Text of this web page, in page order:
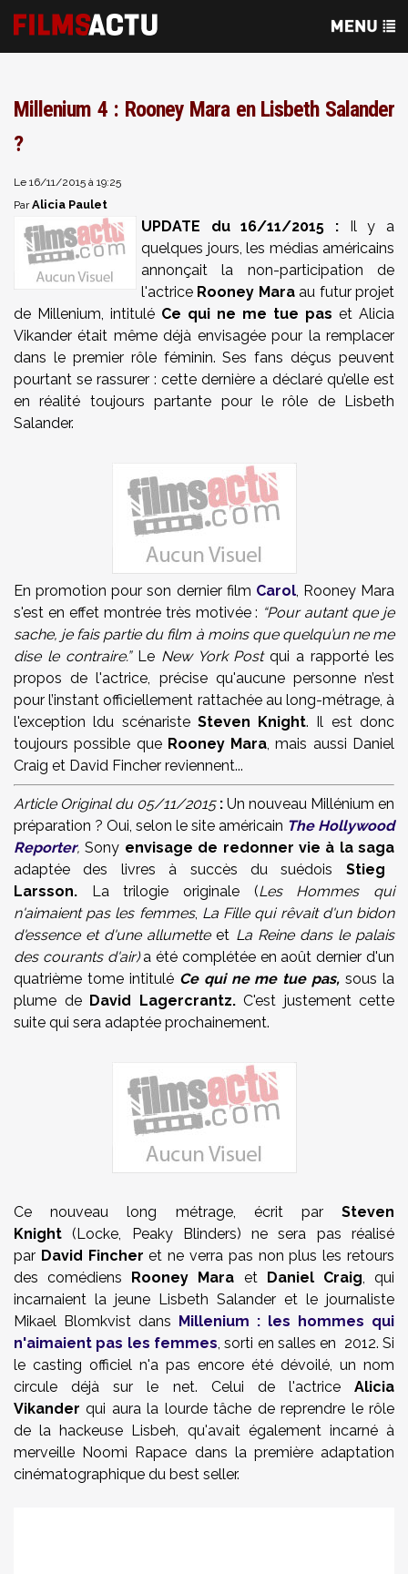
Millenium 4 : Rooney Mara en Lisbeth Salander
?
Le 16/11/2015 à 19:25
ParAlicia Paulet
UPDATE du 16/11/2015 : Il y a
quelques jours, les médias américains
annonçait la non-participation de
l'actrice Rooney Maraau futur projet
de Millenium, intitulé Ce qui ne me tue pas et Alicia
Vikander était même déjà envisagée pour la remplacer
dans le premier rôle féminin. Ses fans déçus peuvent
pourtant se rassurer : cette dernière a déclaré qu’elle est
en réalité toujours partante pour le rôle de Lisbeth
Salander.
En promotion pour son dernier film Carol, Rooney Mara
s'est en effet montrée très motivée : “Pour autant que je
sache, je fais partie du film à moins que quelqu’un ne me
dise le contraire.”Le New York Postqui a rapporté les
propos de l'actrice, précise qu'aucune personne n’est
pour l’instant officiellement rattachée au long-métrage, à
l'exception ldu scénariste Steven Knight. Il est donc
toujours possible que Rooney Mara, mais aussi Daniel
Craig et David Fincher reviennent...
Article Original du 05/11/2015: Un nouveau Millénium en
préparation ? Oui, selon le site américain The Hollywood
Reporter,Sony envisage de redonner vie à la saga
adaptée des livres à succès du suédois Stieg
Larsson.
La trilogie originale (Les Hommes qui
n'aimaient pas les femmes, La Fille qui rêvait d'un bidon
d'essence et d'une allumetteet La Reine dans le palais
des courants d'air)a été complétée en août dernier d'un
quatrième tome intitulé Ce qui ne me tue pas, sous la
plume de David Lagercrantz.C'est justement cette
suite qui sera adaptée prochainement.
Ce nouveau long métrage, écrit parSteven
Knight (Locke, Peaky Blinders)
ne sera pas réalisé
par David Fincher et ne verra pas non plus les retours
des comédiens Rooney Mara etDaniel Craig, qui
incarnaient la jeune Lisbeth Salander et le journaliste
Mikael Blomkvist dans Millenium : les hommes qui
n'aimaient pas les femmes, sorti en salles en 2012. Si
le casting officiel n'a pas encore été dévoilé, un nom
circule déjà sur le net. Celui de l'actrice Alicia
Vikander qui aura la lourde tâche de reprendre le rôle
dela hackeuse Lisbeh, qu'avait également incarné à
merveille Noomi Rapace dans la première adaptation
cinématographique du best seller.